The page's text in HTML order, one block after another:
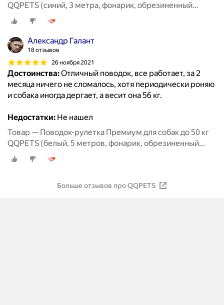
QQPETS (синий, 3 метра, фонарик, обрезиненный
корпус)
Александр Галант
18 отзывов
26 ноября 2021
Достоинства:Отличный поводок, все работает, за 2
месяца ничего не сломалось, хотя периодически роняю
и собака иногда дергает, а весит она 56 кг.
Недостатки: Не нашел
Товар — Поводок-рулетка Премиум для собак до 50 кг
QQPETS (белый, 5 метров, фонарик, обрезиненный
корпус)
Больше отзывов про QQPETS